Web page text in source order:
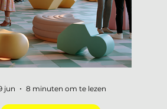
en de presale is begonnen!
Vorig jaar u
jun 8 minuten om te lezen